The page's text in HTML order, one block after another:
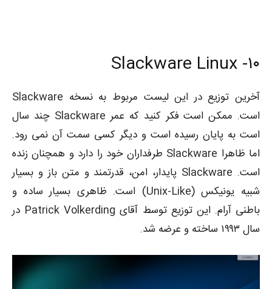
۱۰- Slackware Linux
آخرین توزیع در این لیست مربوط به نسخه Slackware
است. ممکن است فکر کنید که عمر Slackware چند سال
است به پایان رسیده است و دیگر کسی سمت آن نمی رود.
اما ظاهرا Slackware طرفداران خود را دارد و همچنان زنده
است. Slackware پایدار، امن، قدرتمند و متن باز و بسیار
شبیه یونیکس (Unix-Like) است. ظاهری بسیار ساده و
باطنی آرام. این توزیع توسط آقای Patrick Volkerding در
سال ۱۹۹۳ ساخته و عرضه شد.